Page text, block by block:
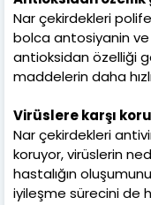
Nar çekirdekleri
bolca antosiyanin
antioksidan özelliği
maddelerin daha
Virüslere karşı
Nar çekirdekleri
koruyor, virüslerin
hastalığın
iyileşme sürecini de